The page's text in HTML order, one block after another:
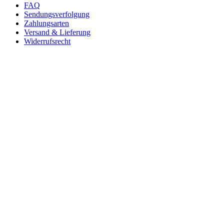
FAQ
Sendungsverfolgung
Zahlungsarten
Versand & Lieferung
Widerrufsrecht